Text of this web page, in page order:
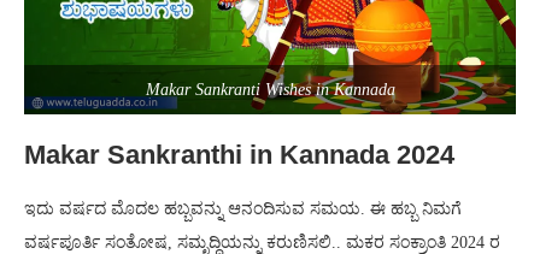
Makar Sankranti Wishes in Kannada
Makar Sankranthi in Kannada 2024
ಇದು ವರ್ಷದ ಮೊದಲ ಹಬ್ಬವನ್ನು ಆನಂದಿಸುವ ಸಮಯ. ಈ ಹಬ್ಬ ನಿಮಗೆ
ವರ್ಷಪೂರ್ತಿ ಸಂತೋಷ, ಸಮೃದ್ಧಿಯನ್ನು ಕರುಣಿಸಲಿ.. ಮಕರ ಸಂಕ್ರಾಂತಿ 2024 ರ